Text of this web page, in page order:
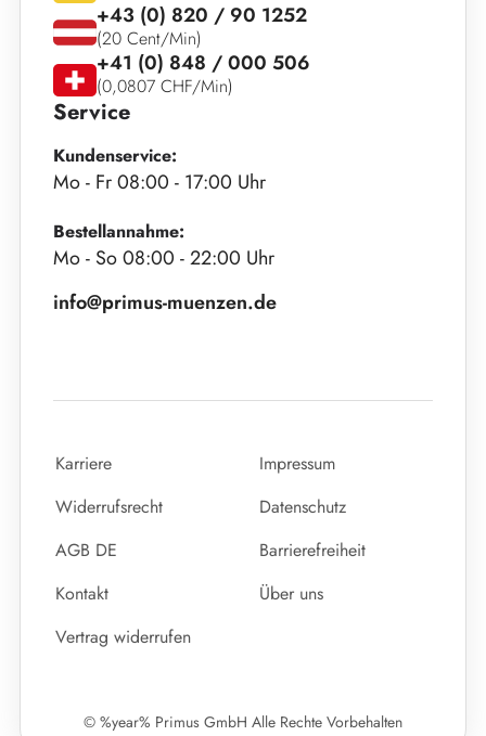
Service
Kundenservice:
Mo - Fr 08:00 - 17:00 Uhr
Bestellannahme:
Mo - So 08:00 - 22:00 Uhr
info@primus-muenzen.de
+43 (0) 820 / 90 1252
(20 Cent/Min)
+41 (0) 848 / 000 506
(0,0807 CHF/Min)
Karriere
Impressum
Widerrufsrecht
Datenschutz
AGB DE
Barrierefreiheit
Kontakt
Über uns
Vertrag widerrufen
© %year% Primus GmbH Alle Rechte Vorbehalten